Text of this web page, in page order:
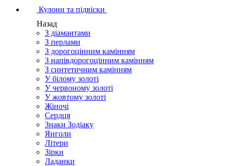
Кулони та підвіски
Назад
З діамантами
З перлами
З дорогоцінним камінням
З напівдорогоцінним камінням
З синтетичним камінням
У білому золоті
У червоному золоті
У жовтому золоті
Жіночі
Сердця
Знаки Зодіаку
Янголи
Літери
Зірки
Ладанки